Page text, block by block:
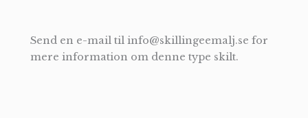
Send en e-mail til info@skillingeemalj.se for
mere information om denne type skilt.